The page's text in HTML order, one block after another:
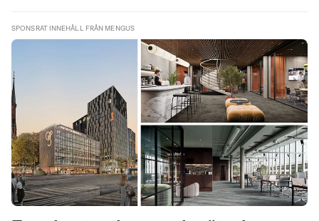
SPONSRAT INNEHÅLL FRÅN MENGUS